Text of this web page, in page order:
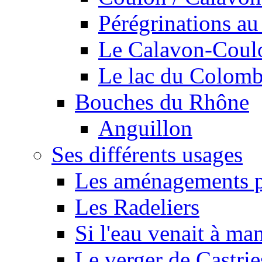
Pérégrinations
Le Calavon-
Le lac du
Bouches du Rhône
Anguillon
Ses différents usages
Les
Les Radeliers
Si l'eau venait à